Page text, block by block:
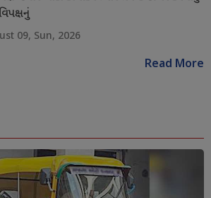
09, Sun, 2026
Read More